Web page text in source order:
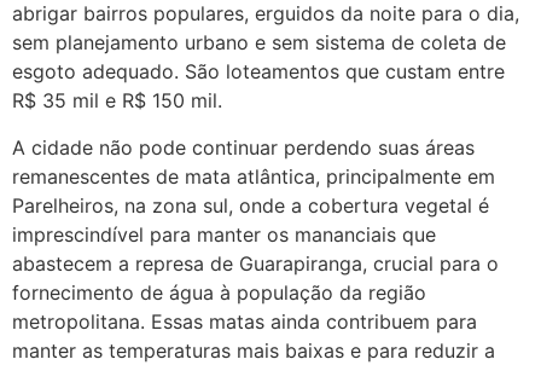
abrigar bairros populares, erguidos da noite para o dia,
sem planejamento urbano e sem sistema de coleta de
esgoto adequado. São loteamentos que custam entre
R$ 35 mil e R$ 150 mil.
A cidade não pode continuar perdendo suas áreas
remanescentes de mata atlântica, principalmente em
Parelheiros, na zona sul, onde a cobertura vegetal é
imprescindível para manter os mananciais que
abastecem a represa de Guarapiranga, crucial para o
fornecimento de água à população da região
metropolitana. Essas matas ainda contribuem para
manter as temperaturas mais baixas e para reduzir a